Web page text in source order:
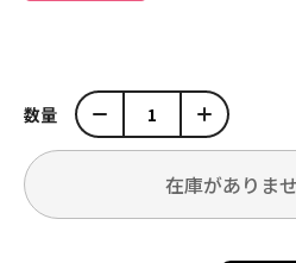
数量
在庫がありま